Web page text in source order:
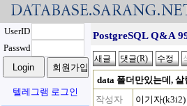
UserID
Passwd
텔레그램 로그인
PostgreSQL Q&A
data 폴더만있는데,
작성자
이기자(k3i2)